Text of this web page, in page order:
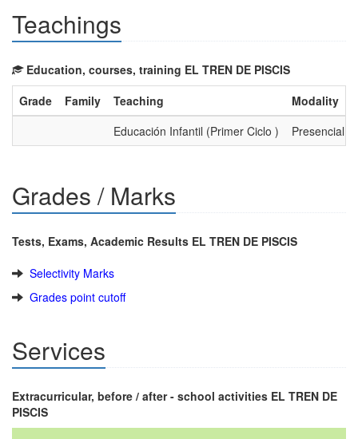
Teachings
Education, courses, training EL TREN DE PISCIS
Grade
Family Teaching
Modality
Educación Infantil (Primer Ciclo )
Presencial
Grades / Marks
Tests, Exams, Academic Results EL TREN DE PISCIS
Selectivity Marks
Grades point cutoff
Services
Extracurricular, before / after - school activities EL TREN DE
PISCIS